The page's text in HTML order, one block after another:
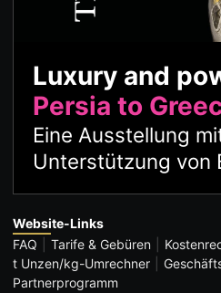
Luxury and
Persia to
Eine Ausstellung
Unterstützung von
Website-Links
FAQ
Tarife & Gebüren
t Unzen/kg-Umrechner
Partnerprogramm